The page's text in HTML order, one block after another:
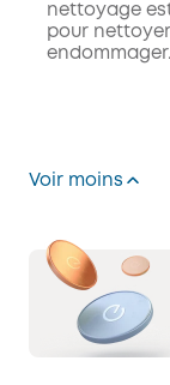
nettoyage
pour
endommager.
Voir moins